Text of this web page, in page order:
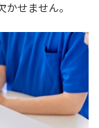
せません。